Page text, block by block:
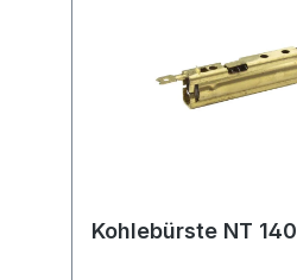
Kohlebürste NT